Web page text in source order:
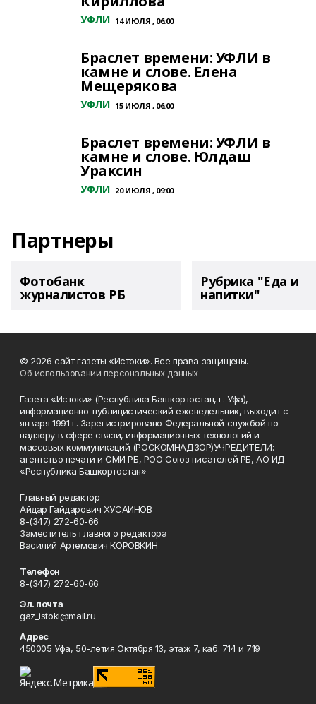
УФЛИ 14 ИЮЛЯ , 06:00
Браслет времени: УФЛИ в
камне и слове. Елена
Мещерякова
УФЛИ 15 ИЮЛЯ , 06:00
Браслет времени: УФЛИ в
камне и слове. Юлдаш
Ураксин
УФЛИ 20 ИЮЛЯ , 09:00
Партнеры
Фотобанк
журналистов РБ
Рубрика "Еда и
напитки"
© 2026 сайт газеты «Истоки». Все права защищены.
Об использовании персональных данных
Газета «Истоки» (Республика Башкортостан, г. Уфа),
информационно-публицистический еженедельник, выходит с
января 1991 г. Зарегистрировано Федеральной службой по
надзору в сфере связи, информационных технологий и
массовых коммуникаций (РОСКОМНАДЗОР)УЧРЕДИТЕЛИ:
агентство печати и СМИ РБ, РОО Союз писателей РБ, АО ИД
«Республика Башкортостан»
Главный редактор
Айдар Гайдарович ХУСАИНОВ
8-(347) 272-60-66
Заместитель главного редактора
Василий Артемович КОРОВКИН
Телефон
8-(347) 272-60-66
Эл. почта
gaz_istoki@mail.ru
Адрес
450005 Уфа, 50-летия Октября 13, этаж 7, каб. 714 и 719